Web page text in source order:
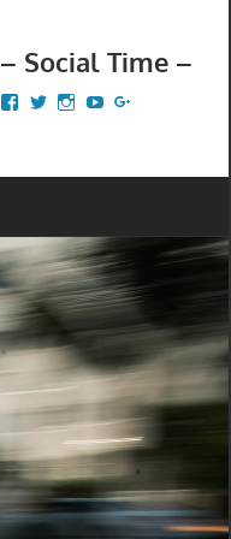
– Social Time –
Facebook
TwitterInstagram
YouTube